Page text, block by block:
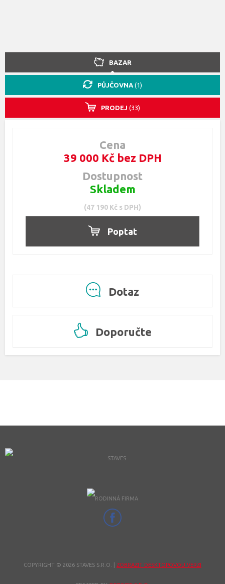
BAZAR
PŮJČOVNA (1)
PRODEJ (33)
Cena
39 000 Kč bez DPH
Dostupnost
Skladem
(47 190 Kč s DPH)
Poptat
Dotaz
Doporučte
COPYRIGHT © 2026 STAVES S.R.O. ZOBRAZIT DESKTOPOVOU VERZI